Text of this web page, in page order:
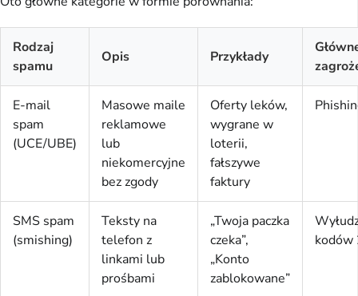
Rodzaj
spamu
Opis Przykłady
E-mail
spam
(UCE/UBE)
Masowe maile
reklamowe
lub
niekomercyjne
bez zgody
Oferty leków,
wygrane w
loterii,
fałszywe
faktury
SMS spam
(smishing)
Teksty na
telefon z
linkami lub
prośbami
„Twoja paczka
czeka”,
„Konto
zablokowane”
kodów